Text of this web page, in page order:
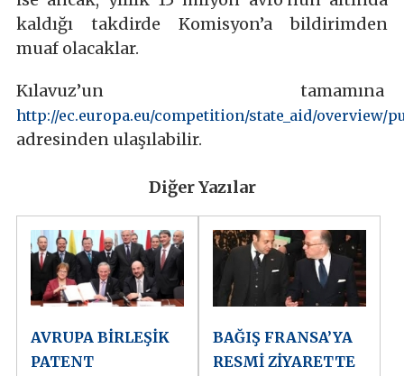
kaldığı takdirde Komisyon’a bildirimden
muaf olacaklar.
Kılavuz’un tamamına
http://ec.europa.eu/competition/state_aid/overview/
adresinden ulaşılabilir.
Diğer Yazılar
AVRUPA BİRLEŞİK
PATENT
BAĞIŞ FRANSA’YA
RESMİ ZİYARETTE